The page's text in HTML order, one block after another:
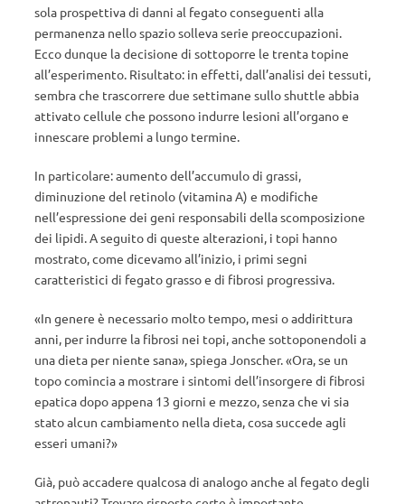
sola prospettiva di danni al fegato conseguenti alla
permanenza nello spazio solleva serie preoccupazioni.
Ecco dunque la decisione di sottoporre le trenta topine
all’esperimento. Risultato: in effetti, dall’analisi dei tessuti,
sembra che trascorrere due settimane sullo shuttle abbia
attivato cellule che possono indurre lesioni all’organo e
innescare problemi a lungo termine.
In particolare: aumento dell’accumulo di grassi,
diminuzione del retinolo (vitamina A) e modifiche
nell’espressione dei geni responsabili della scomposizione
dei lipidi. A seguito di queste alterazioni, i topi hanno
mostrato, come dicevamo all’inizio, i primi segni
caratteristici di fegato grasso e di fibrosi progressiva.
«In genere è necessario molto tempo, mesi o addirittura
anni, per indurre la fibrosi nei topi, anche sottoponendoli a
una dieta per niente sana», spiega Jonscher. «Ora, se un
topo comincia a mostrare i sintomi dell’insorgere di fibrosi
epatica dopo appena 13 giorni e mezzo, senza che vi sia
stato alcun cambiamento nella dieta, cosa succede agli
esseri umani?»
Già, può accadere qualcosa di analogo anche al fegato degli